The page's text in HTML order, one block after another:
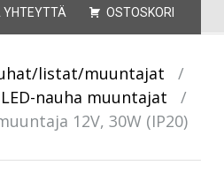
YHTEYTTÄ OSTOSKORI
listat/muuntajat
/
LED-nauha muuntajat
/
12V, 30W (IP20)